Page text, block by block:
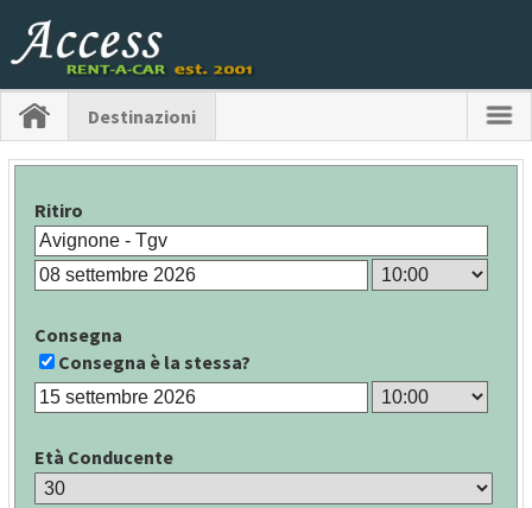
Destinazioni
Ritiro
Consegna
Consegna è la stessa?
Età Conducente